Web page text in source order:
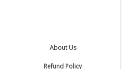
About Us
Refund Policy